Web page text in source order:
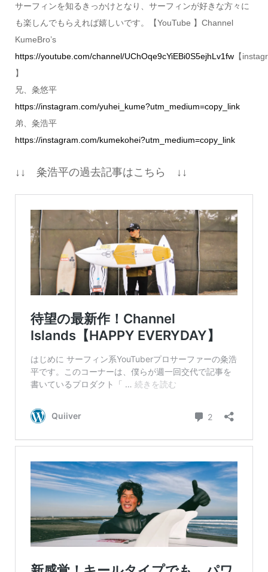
サーフィンを知るきっかけとなり、サーフィンが好きな方々に
も楽しんでもらえれば嬉しいです。【YouTube 】Channel
KumeBro’s
https://youtube.com/channel/UChOqe9cYiEBi0S5ejhLv1fw【
】
兄、粂悠平
https://instagram.com/yuhei_kume?utm_medium=copy_link
弟、粂浩平
https://instagram.com/kumekohei?utm_medium=copy_link
↓↓ 粂浩平の過去記事はこちら ↓↓